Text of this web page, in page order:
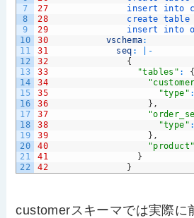
7
8
9
10
11
12
13
14
15
16
17
18
19
20
21
22
27
insert into
28
create table
29
insert into
30
vschema:
31
seq :
-
32
{
33
"tables" :
{
34
35
"type" :
36
} ,
37
38
"type" :
39
} ,
40
"product"
41
}
42
}
customerスキーマでは実際に